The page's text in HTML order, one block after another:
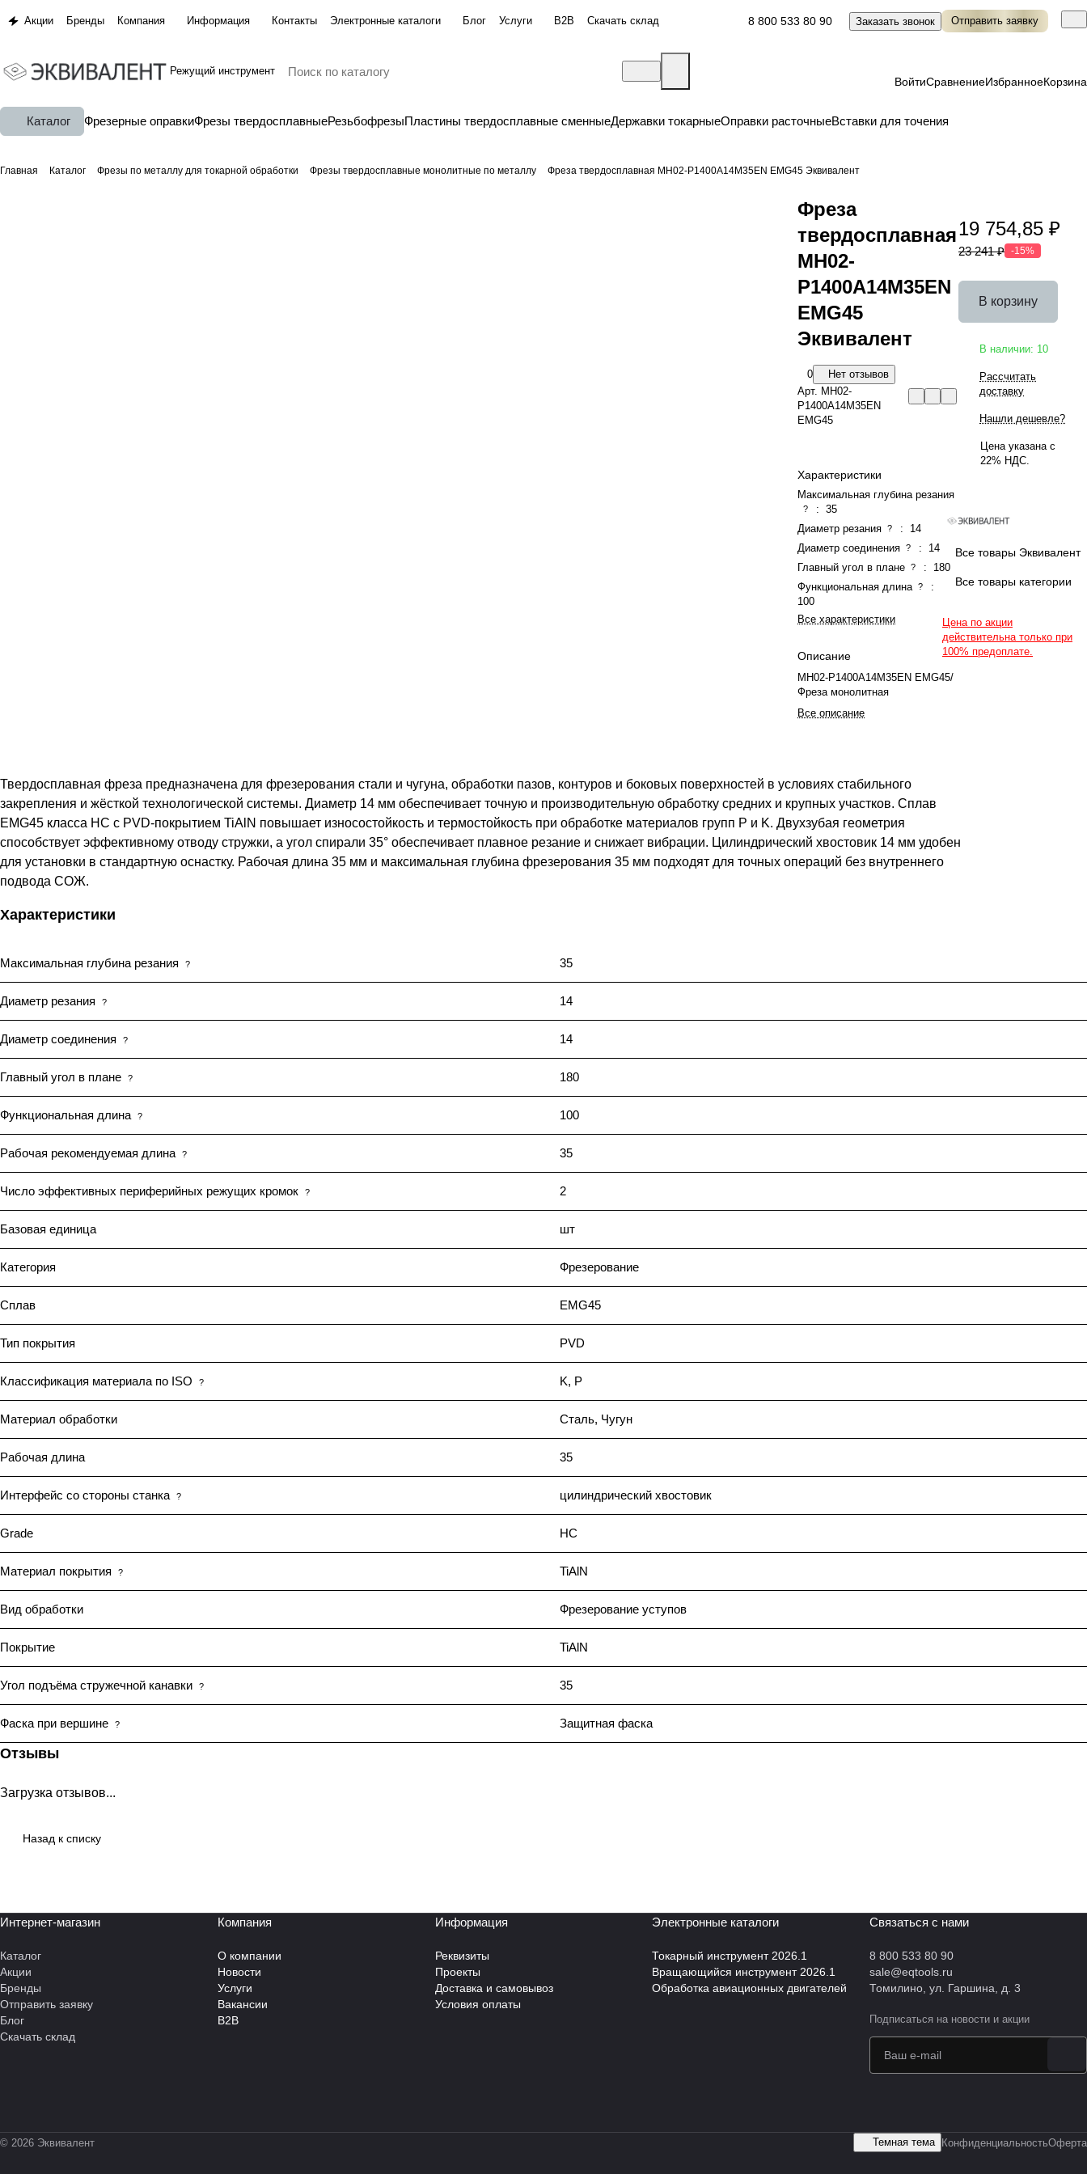
Акции Бренды Компания Информация Контакты Электронные каталоги Блог Услуги B2B Скачать склад 8 800 533 80 90 Заказать звонок Отправить заявку
Режущий инструмент
ВойтиСравнениеИзбранноеКорзина
Каталог Фрезерные оправкиФрезы твердосплавныеРезьбофрезыПластины твердосплавные сменныеДержавки токарныеОправки расточныеВставки для точения
Главная Каталог Фрезы по металлу для токарной обработки Фрезы твердосплавные монолитные по металлу Фреза твердосплавная MH02-P1400A14M35EN EMG45 Эквивалент
Фреза
твердосплавная
MH02-
P1400A14M35EN
EMG45
Эквивалент
0
Нет отзывов
Арт. MH02-
P1400A14M35EN
EMG45
Характеристики
Максимальная глубина резания
? : 35
Диаметр резания ? :
14
Диаметр соединения ? :
14
Главный угол в плане ? :
180
Функциональная длина ?
:
100
Все характеристики
Описание
MH02-P1400A14M35EN EMG45/
Фреза монолитная
Все описание
19 754,85 ₽
23 241 ₽ -15%
В корзину
В наличии: 10
Рассчитать
доставку
Нашли дешевле?
Цена указана с
22% НДС.
Все товары Эквивалент
Все товары категории
Цена по акции
действительна только при
100% предоплате.
Твердосплавная фреза предназначена для фрезерования стали и чугуна, обработки пазов, контуров и боковых поверхностей в условиях стабильного
закрепления и жёсткой технологической системы. Диаметр 14 мм обеспечивает точную и производительную обработку средних и крупных участков. Сплав
EMG45 класса HC с PVD-покрытием TiAlN повышает износостойкость и термостойкость при обработке материалов групп P и K. Двухзубая геометрия
способствует эффективному отводу стружки, а угол спирали 35° обеспечивает плавное резание и снижает вибрации. Цилиндрический хвостовик 14 мм удобен
для установки в стандартную оснастку. Рабочая длина 35 мм и максимальная глубина фрезерования 35 мм подходят для точных операций без внутреннего
подвода СОЖ.
Характеристики
Максимальная глубина резания ? 35
Диаметр резания ? 14
Диаметр соединения ? 14
Главный угол в плане ? 180
Функциональная длина ? 100
Рабочая рекомендуемая длина ? 35
Число эффективных периферийных режущих кромок ? 2
Базовая единица шт
Категория Фрезерование
Сплав EMG45
Тип покрытия PVD
Классификация материала по ISO ? K, P
Материал обработки Сталь, Чугун
Рабочая длина 35
Интерфейс со стороны станка ? цилиндрический хвостовик
Grade HC
Материал покрытия ? TiAlN
Вид обработки Фрезерование уступов
Покрытие TiAlN
Угол подъёма стружечной канавки ? 35
Фаска при вершине ? Защитная фаска
Отзывы
Загрузка отзывов...
Назад к списку
Интернет-магазин
Каталог
Акции
Бренды
Отправить заявку
Блог
Скачать склад
Компания
О компании
Новости
Услуги
Вакансии
B2B
Информация
Реквизиты
Проекты
Доставка и самовывоз
Условия оплаты
Электронные каталоги
Токарный инструмент 2026.1
Вращающийся инструмент 2026.1
Обработка авиационных двигателей
Связаться с нами
8 800 533 80 90
sale@eqtools.ru
Томилино, ул. Гаршина, д. 3
Подписаться на новости и акции
© 2026 Эквивалент Темная тема КонфиденциальностьОферта